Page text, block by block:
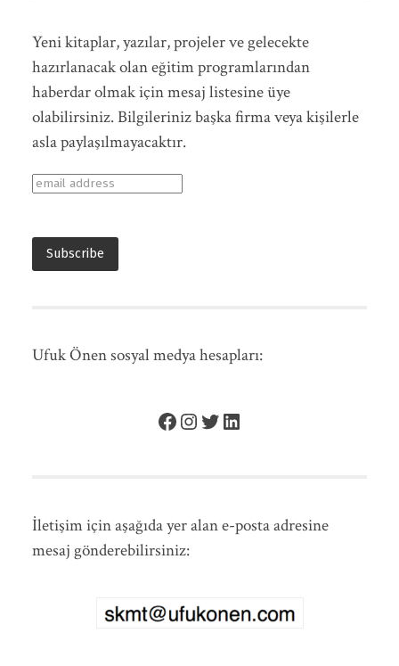
Yeni kitaplar, yazılar, projeler ve gelecekte
hazırlanacak olan eğitim programlarından
haberdar olmak için mesaj listesine üye
olabilirsiniz. Bilgileriniz başka firma veya kişilerle
asla paylaşılmayacaktır.
Ufuk Önen sosyal medya hesapları:
İletişim için aşağıda yer alan e-posta adresine
mesaj gönderebilirsiniz: